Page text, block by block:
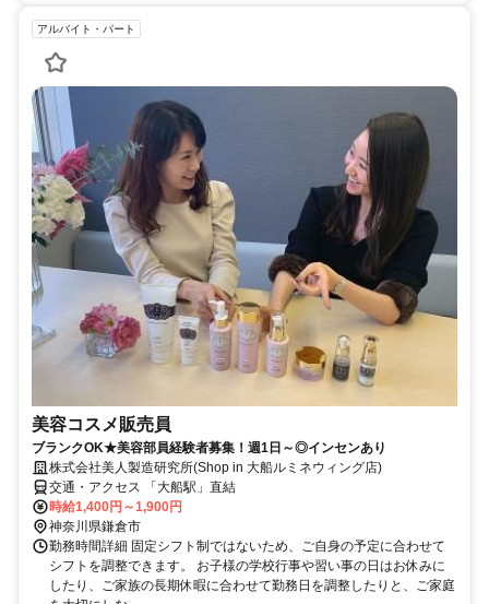
アルバイト・パート
美容コスメ販売員
ブランクOK★美容部員経験者募集！週1日～◎インセンあり
株式会社美人製造研究所(Shop in 大船ルミネウィング店)
交通・アクセス 「大船駅」直結
時給1,400円～1,900円
神奈川県鎌倉市
勤務時間詳細 固定シフト制ではないため、ご自身の予定に合わせて
シフトを調整できます。 お子様の学校行事や習い事の日はお休みに
したり、ご家族の長期休暇に合わせて勤務日を調整したりと、ご家庭